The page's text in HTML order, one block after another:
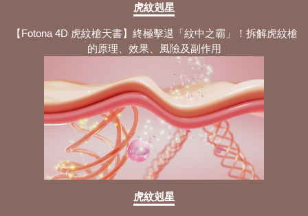
睡眠呼吸機旅行攻略：解析5款產品+旅
行時需留意的注意事項！
睡眠呼吸機原理科普：3大產品種類+使
用方法 選擇適合你的款式！
為什麼會打鼻鼾？掌握5大鼻鼾成因+日
常調整與專業治療方法！
鼻塞穴道按摩：拆解5個穴位與功效+正
確通鼻塞按摩手法與流程！
鼻鼾枕頭有冇用？認識詳細用途原理+6
Fotona 4D鼻鼾槍評價：全面理解6大療
虎紋剋星
【Fotona 4D 虎紋槍天書】終極擊退「紋中之霸」！拆解虎紋槍
的原理、效果、風險及副作用
虎紋剋星